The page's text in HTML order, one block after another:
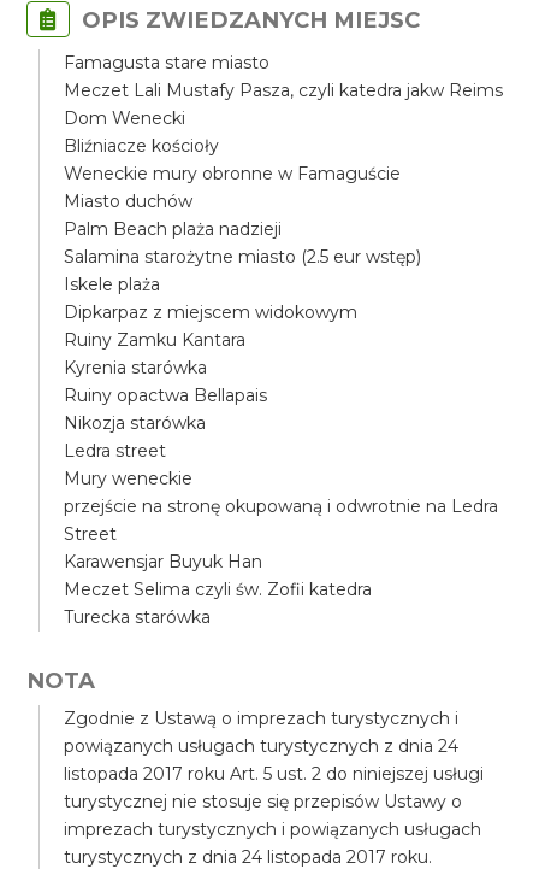
OPIS ZWIEDZANYCH MIEJSC
Famagusta stare miasto
Meczet Lali Mustafy Pasza, czyli katedra jakw Reims
Dom Wenecki
Bliźniacze kościoły
Weneckie mury obronne w Famaguście
Miasto duchów
Palm Beach plaża nadzieji
Salamina starożytne miasto (2.5 eur wstęp)
Iskele plaża
Dipkarpaz z miejscem widokowym
Ruiny Zamku Kantara
Kyrenia starówka
Ruiny opactwa Bellapais
Nikozja starówka
Ledra street
Mury weneckie
przejście na stronę okupowaną i odwrotnie na Ledra
Street
Karawensjar Buyuk Han
Meczet Selima czyli św. Zofii katedra
Turecka starówka
NOTA
Zgodnie z Ustawą o imprezach turystycznych i
powiązanych usługach turystycznych z dnia 24
listopada 2017 roku Art. 5 ust. 2 do niniejszej usługi
turystycznej nie stosuje się przepisów Ustawy o
imprezach turystycznych i powiązanych usługach
turystycznych z dnia 24 listopada 2017 roku.